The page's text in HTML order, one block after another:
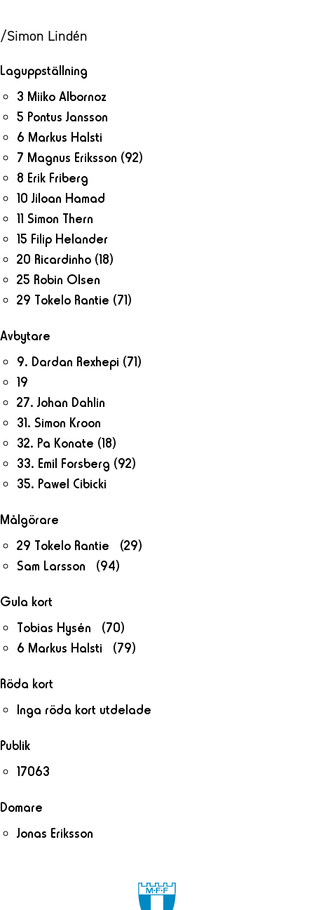
/Simon Lindén
Laguppställning
3 Miiko Albornoz
5 Pontus Jansson
6 Markus Halsti
7 Magnus Eriksson (92)
8 Erik Friberg
10 Jiloan Hamad
11 Simon Thern
15 Filip Helander
20 Ricardinho (18)
25 Robin Olsen
29 Tokelo Rantie (71)
Avbytare
9. Dardan Rexhepi (71)
19
27. Johan Dahlin
31. Simon Kroon
32. Pa Konate (18)
33. Emil Forsberg (92)
35. Pawel Cibicki
Målgörare
29 Tokelo Rantie (29)
Sam Larsson (94)
Gula kort
Tobias Hysén (70)
6 Markus Halsti (79)
Röda kort
Inga röda kort utdelade
Publik
17063
Domare
Jonas Eriksson